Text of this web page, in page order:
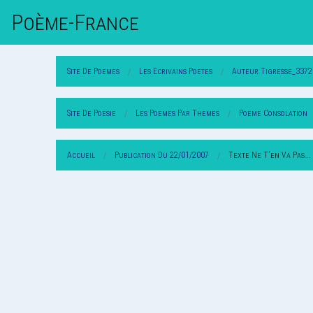
Poème-FrAnce
Site De Poemes Les Ecrivains Poetes Auteur
Site De Poesie Les Poemes Par Themes Poeme Consolation
Accueil Publication Du 22/01/2007 Texte Ne T'en Va Pas...